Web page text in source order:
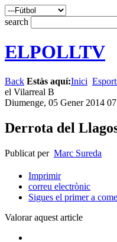
search
ELPOLLTV
Back Estàs aquí:Inici
el Vilarreal B
Diumenge, 05 Gener 2014
Derrota del
Publicat per Marc Sureda
Imprimir
correu electrònic
Sigues el primer a
Valorar aquest article